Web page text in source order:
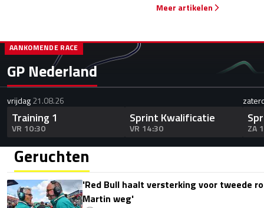
Meer artikelen
GP Nederland
AANKOMENDE RACE
vrijdag21.08.26
Training 1
VR 10:30
Sprint Kwalificatie
VR 14:30 ZA
Geruchten
'Red Bull haalt versterking voor tweede
Martin weg'